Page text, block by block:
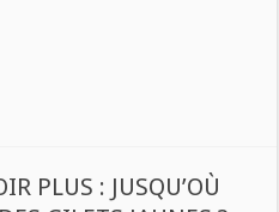
PLUS : JUSQU’OÙ